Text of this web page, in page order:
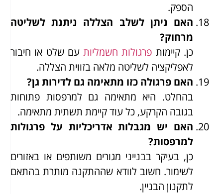
הספק.
האם ניתן לשלב הצללה ניתנת לשליטה
מרחוק?
כן. קיימות פרגולות חשמליותעם שלט או חיבור
לאפליקציה לשליטה מלאה בזווית הצללה.
האם פרגולה כזו מתאימה גם לדירות גן?
בהחלט. היא מתאימה גם למרפסות פתוחות
בגובה הקרקע, כל עוד קיימת תשתית מתאימה.
האם יש מגבלות אדריכליות על פרגולות
למרפסות?
כן, בעיקר בבנייני מגורים משותפים או באזורים
לשימור. חשוב לוודא שההתקנה מותרת בהתאם
לתקנון הבניין.